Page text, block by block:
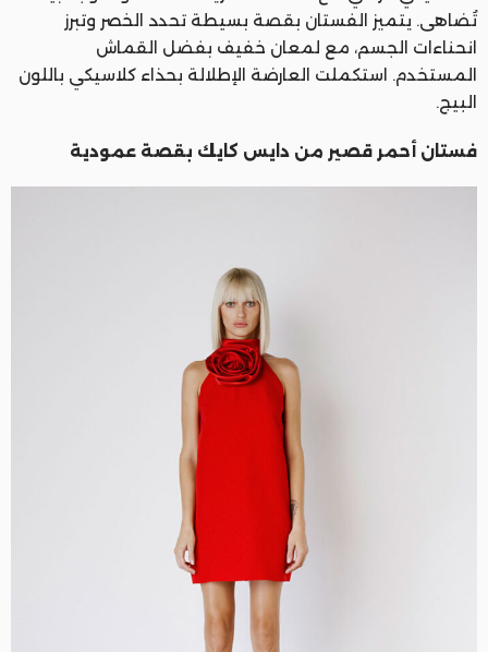
تُضاهى. يتميز الفستان بقصة بسيطة تحدد الخصر وتبرز
انحناءات الجسم، مع لمعان خفيف بفضل القماش
المستخدم. استكملت العارضة الإطلالة بحذاء كلاسيكي باللون
البيج.
فستان أحمر قصير من دايس كايك بقصة عمودية